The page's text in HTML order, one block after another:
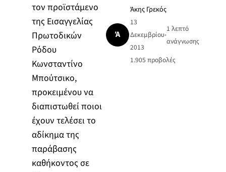
τον προϊστάμενο
της Εισαγγελίας
Πρωτοδικών
Ρόδου
Κωνσταντίνο
Μπούτσικο,
προκειμένου να
διαπιστωθεί ποιοι
έχουν τελέσει το
αδίκημα της
παράβασης
καθήκοντος σε
Ά
Άκης Γρεκός
13
Δεκεμβρίου
2013
•
1 λεπτό
ανάγνωσης
1.905 προβολές